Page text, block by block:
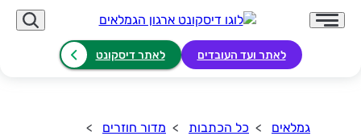
לאתר ועד העובדים לאתר דיסקונט
גמלאים כל הכתבות
מדור חוזרים